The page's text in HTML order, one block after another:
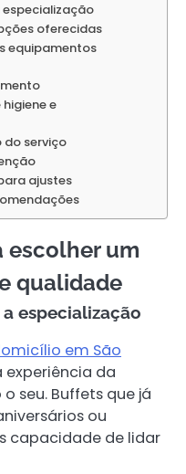
especialização
oferecidas
equipamentos
e
serviço
ajustes
escolher um
qualidade
especialização
em São
experiência da
seu. Buffets que já
ou
capacidade de lidar